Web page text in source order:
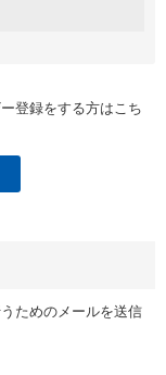
登録をする方はこち
ためのメールを送信